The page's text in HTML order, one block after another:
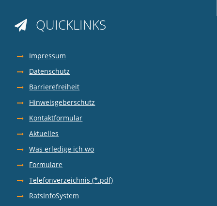
 QUICKLINKS
Impressum
Datenschutz
Barrierefreiheit
Hinweisgeberschutz
Kontaktformular
Aktuelles
Was erledige ich wo
Formulare
Telefonverzeichnis (*.pdf)
RatsInfoSystem